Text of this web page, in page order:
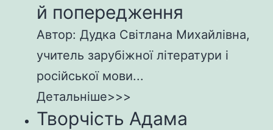
й попередження
Автор: Дудка Світлана Михайлівна,
учитель зарубіжної літератури і
російської мови...
Детальніше>>>
Творчість Адама